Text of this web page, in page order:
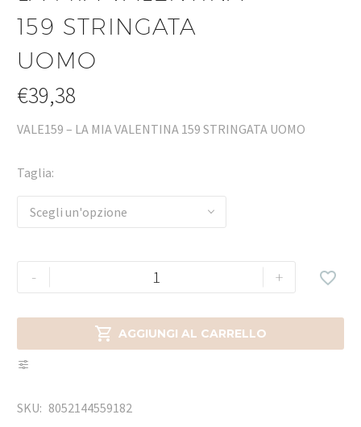
159 STRINGATA
UOMO
€39,38
VALE159 – LA MIA VALENTINA 159 STRINGATA UOMO
Taglia
Scegli un'opzione
- +
 AGGIUNGI AL CARRELLO

SKU: 8052144559182